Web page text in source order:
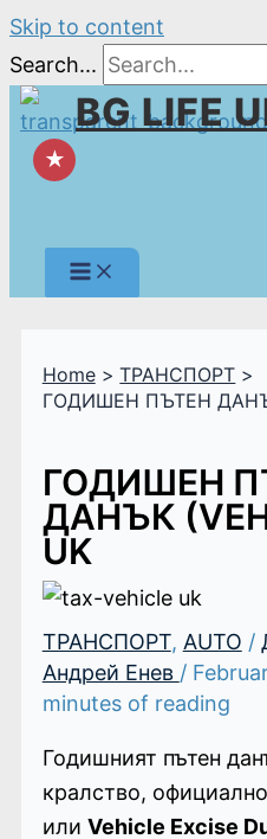
Skip to content
Search...
BG LIFE
★
Home
ТРАНСПОРТ
ГОДИШЕН ПЪТЕН
ГОДИШЕН
ДАНЪК
UK
ТРАНСПОРТ, AUTO /
Андрей Енев /
minutes of reading
Годишният пътен
кралство,
или Vehicle Excise